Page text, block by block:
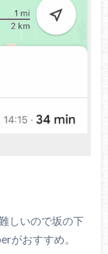
しいので坂の下
がおすすめ。